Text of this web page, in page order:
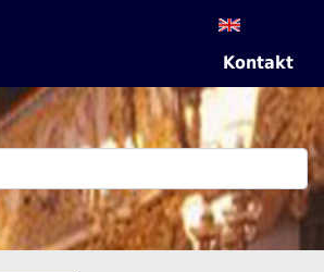
Kontakt